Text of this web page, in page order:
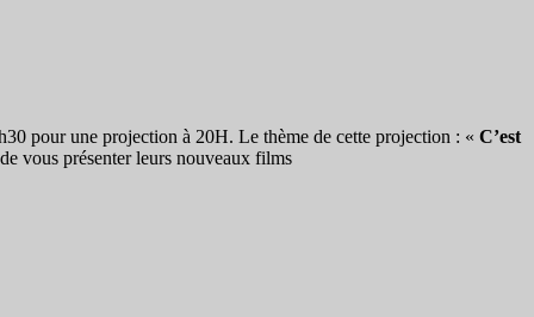
pour une projection à 20H. Le thème de cette projection : « C’est
vous présenter leurs nouveaux films